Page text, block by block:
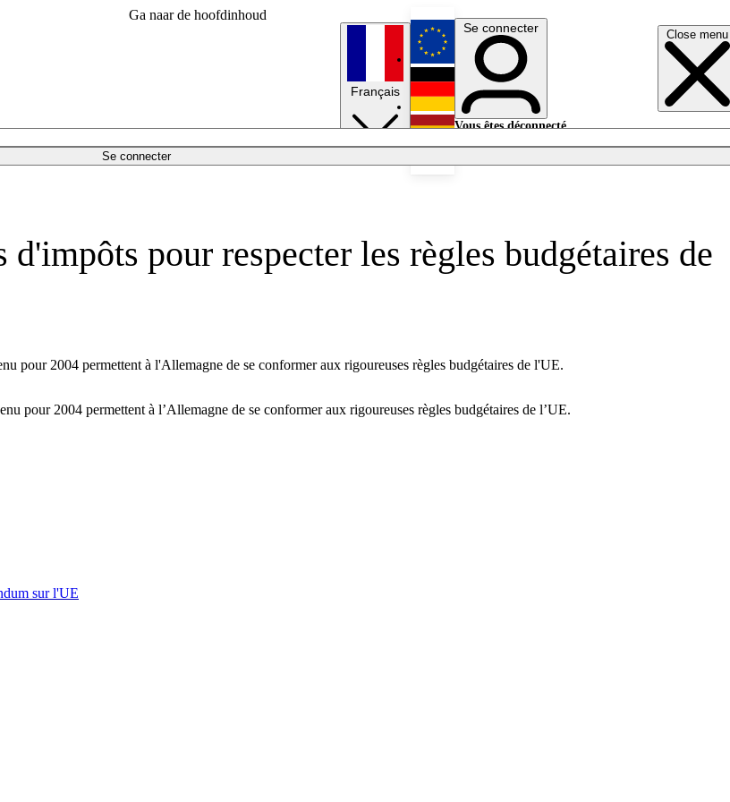
Ga naar de hoofdinhoud
Close menu
Se connecter
Français
English
Deutsch
Se connecter
Vous êtes déconnecté.
pour respecter les règles budgétaires de
pour 2004 permettent à l'Allemagne de se conformer aux rigoureuses règles budgétaires de l'UE.
pour 2004 permettent à l’Allemagne de se conformer aux rigoureuses règles budgétaires de l’UE.
sur l'UE